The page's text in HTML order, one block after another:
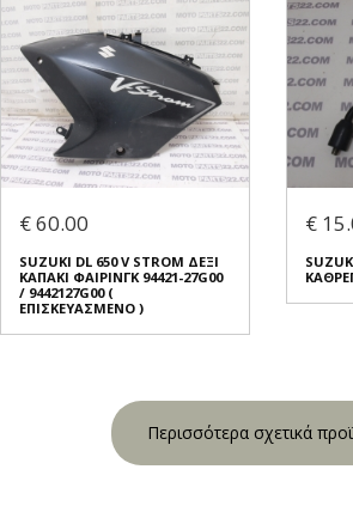
€ 60.00
SUZUKI DL 650 V STROM ΔΕΞΙ
ΚΑΠΑΚΙ ΦΑΙΡΙΝΓΚ 94421-27G00
/ 9442127G00 (
ΕΠΙΣΚΕΥΑΣΜΕΝΟ )
€
Περισσότερα σχετικά